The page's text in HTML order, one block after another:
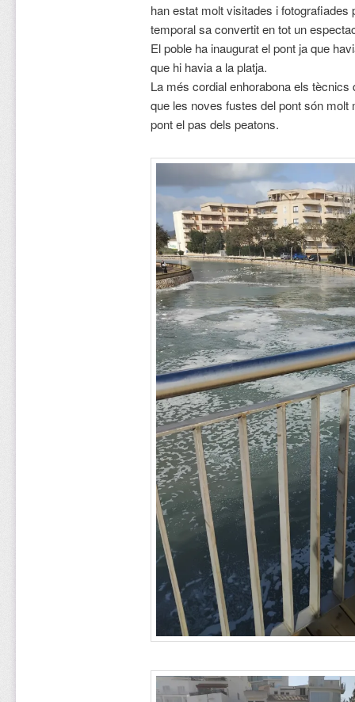
han estat molt visitades i fotografiades
temporal sa convertit en tot un
El poble ha inaugurat el pont ja que
que hi havia a la platja.
La més cordial enhorabona els
que les noves fustes del pont són
pont el pas dels peatons.